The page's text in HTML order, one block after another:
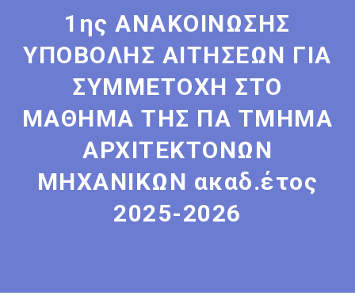
1ης ΑΝΑΚΟΙΝΩΣΗΣ
ΥΠΟΒΟΛΗΣ ΑΙΤΗΣΕΩΝ ΓΙΑ
ΣΥΜΜΕΤΟΧΗ ΣΤΟ
ΜΑΘΗΜΑ ΤΗΣ ΠΑ ΤΜΗΜΑ
ΑΡΧΙΤΕΚΤΟΝΩΝ
ΜΗΧΑΝΙΚΩΝ ακαδ.έτος
2025-2026